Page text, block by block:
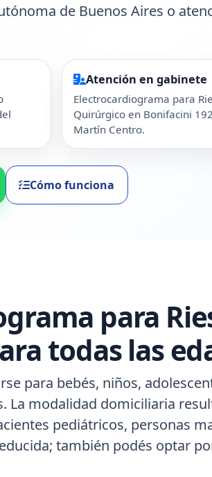
de Buenos Aires o
Atención en gabinete
Electrocardiograma para
Quirúrgico en Bonifacini
Martín Centro.
Cómo funciona
para
todas las
para bebés, niños,
La modalidad domiciliaria
pediátricos, personas
también podés optar